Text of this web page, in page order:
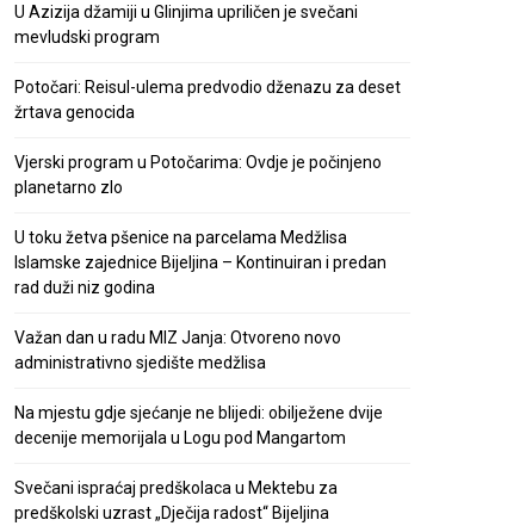
U Azizija džamiji u Glinjima upriličen je svečani
mevludski program
Potočari: Reisul-ulema predvodio dženazu za deset
žrtava genocida
Vjerski program u Potočarima: Ovdje je počinjeno
planetarno zlo
U toku žetva pšenice na parcelama Medžlisa
Islamske zajednice Bijeljina – Kontinuiran i predan
rad duži niz godina
Važan dan u radu MIZ Janja: Otvoreno novo
administrativno sjedište medžlisa
Na mjestu gdje sjećanje ne blijedi: obilježene dvije
decenije memorijala u Logu pod Mangartom
Svečani ispraćaj predškolaca u Mektebu za
predškolski uzrast „Dječija radost“ Bijeljina